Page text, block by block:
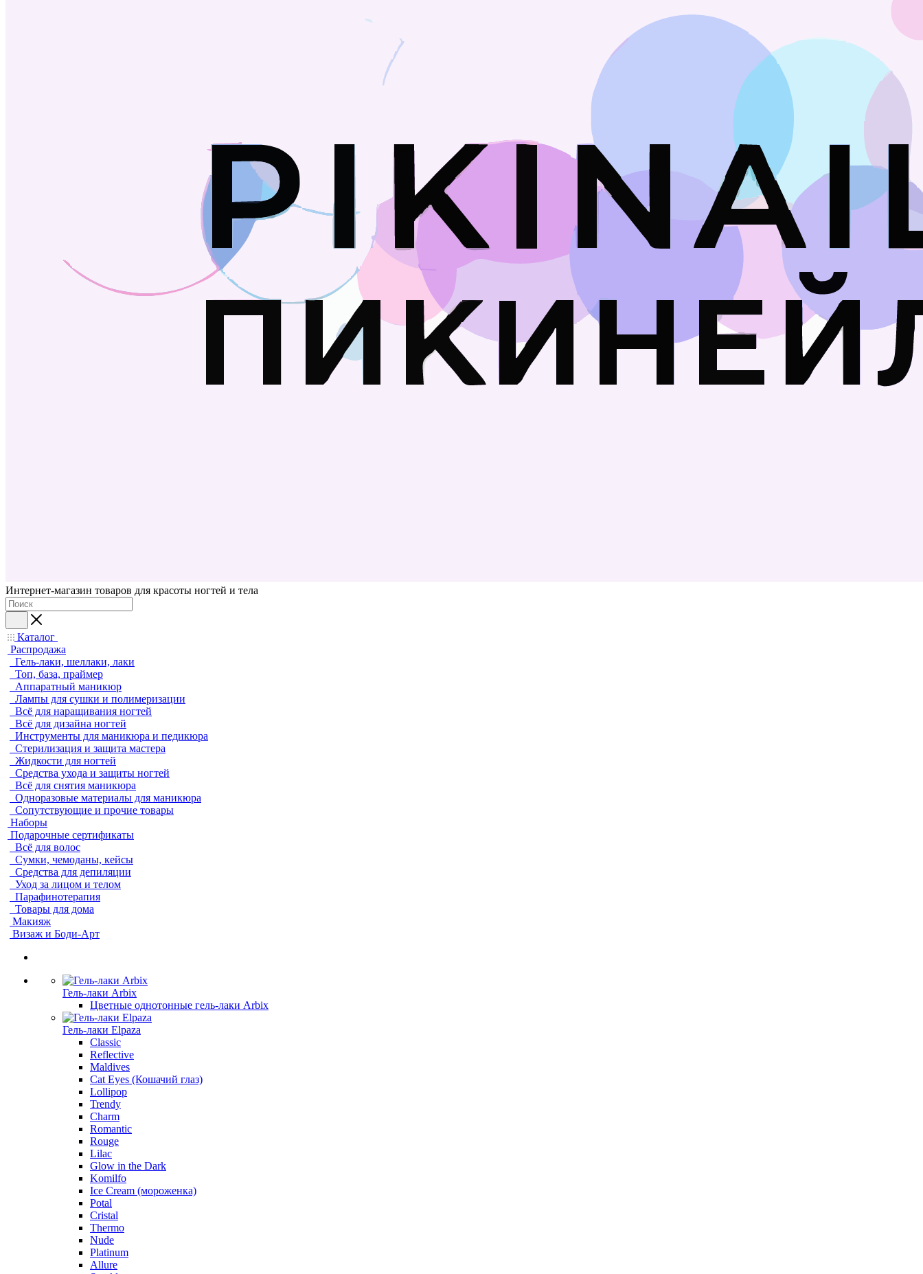
Интернет-магазин товаров для красоты ногтей и тела
Каталог
Распродажа
Гель-лаки, шеллаки, лаки
Топ, база, праймер
Аппаратный маникюр
Лампы для сушки и полимеризации
Всё для наращивания ногтей
Всё для дизайна ногтей
Инструменты для маникюра и педикюра
Стерилизация и защита мастера
Жидкости для ногтей
Средства ухода и защиты ногтей
Всё для снятия маникюра
Одноразовые материалы для маникюра
Сопутствующие и прочие товары
Наборы
Подарочные сертификаты
Всё для волос
Сумки, чемоданы, кейсы
Средства для депиляции
Уход за лицом и телом
Парафинотерапия
Товары для дома
Макияж
Визаж и Боди-Арт
Гель-лаки Arbix
Цветные однотонные гель-лаки Arbix
Гель-лаки Elpaza
Classic
Reflective
Maldives
Cat Eyes (Кошачий глаз)
Lollipop
Trendy
Charm
Romantic
Rouge
Lilac
Glow in the Dark
Komilfo
Ice Cream (мороженка)
Potal
Cristal
Thermo
Nude
Platinum
Allure